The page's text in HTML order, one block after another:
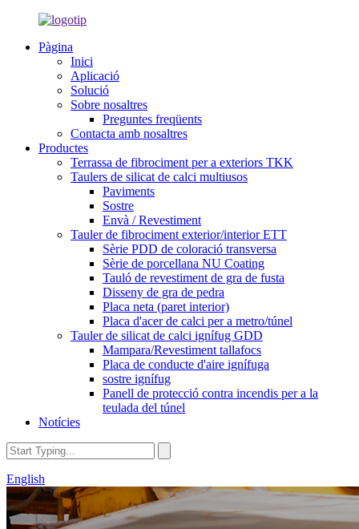
Pàgina
Inici
Aplicació
Solució
Sobre nosaltres
Preguntes freqüents
Contacta amb nosaltres
Productes
Terrassa de fibrociment per a exteriors TKK
Taulers de silicat de calci multiusos
Paviments
Sostre
Envà / Revestiment
Tauler de fibrociment exterior/interior ETT
Sèrie PDD de coloració transversa
Sèrie de porcellana NU Coating
Tauló de revestiment de gra de fusta
Disseny de gra de pedra
Placa neta (paret interior)
Placa d'acer de calci per a metro/túnel
Tauler de silicat de calci ignífug GDD
Mampara/Revestiment tallafocs
Placa de conducte d'aire ignífuga
sostre ignífug
Panell de protecció contra incendis per a la
teulada del túnel
Notícies
English